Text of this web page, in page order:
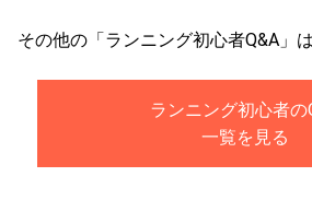
その他の「ランニング初心者Q&A」
ランニング初心者の
一覧を見る